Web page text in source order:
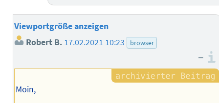
Viewportgröße anzeigen
Robert B. 17.02.2021 10:23 browser
–
Moin,